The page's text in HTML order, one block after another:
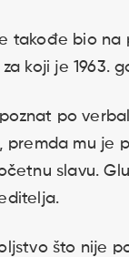
takođe bio
za koji je 1963.
po
mu je
slavu.
što nije